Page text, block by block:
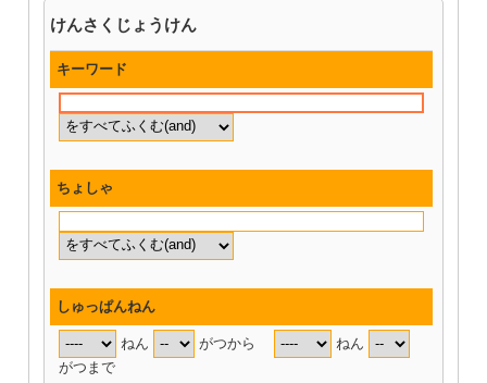
けんさくじょうけん
キーワード
ちょしゃ
しゅっぱんねん
ねん がつから
ねん
がつまで